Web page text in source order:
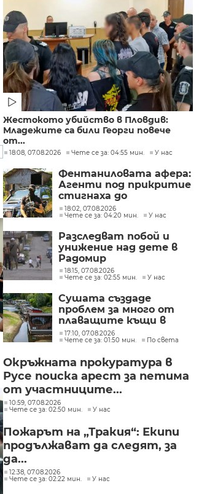
Жестокото убийство в Пловдив:
Младежите са били Георги повече
от...
18:08, 07.08.2026 Чете се за: 04:55 мин. У нас
Фентаниловата афера:
Агенти под прикритие
стигнаха до
лабораторията във
„Факултета“
18:02, 07.08.2026
Чете се за: 04:20 мин.
У нас
Разследват побой и
унижение над дете в
Радомир
18:15, 07.08.2026
Чете се за: 02:55 мин.
У нас
Сушата създаде
проблем за много от
плаващите къщи в
Нидерландия
17:10, 07.08.2026
Чете се за: 01:50 мин.
По света
Окръжната прокуратура в
Русе поиска арест за петима
от участниците...
10:59, 07.08.2026
Чете се за: 02:50 мин.
У нас
Пожарът на „Тракия“: Екипи
продължават да следят, за
да...
12:38, 07.08.2026
Чете се за: 02:22 мин.
У нас